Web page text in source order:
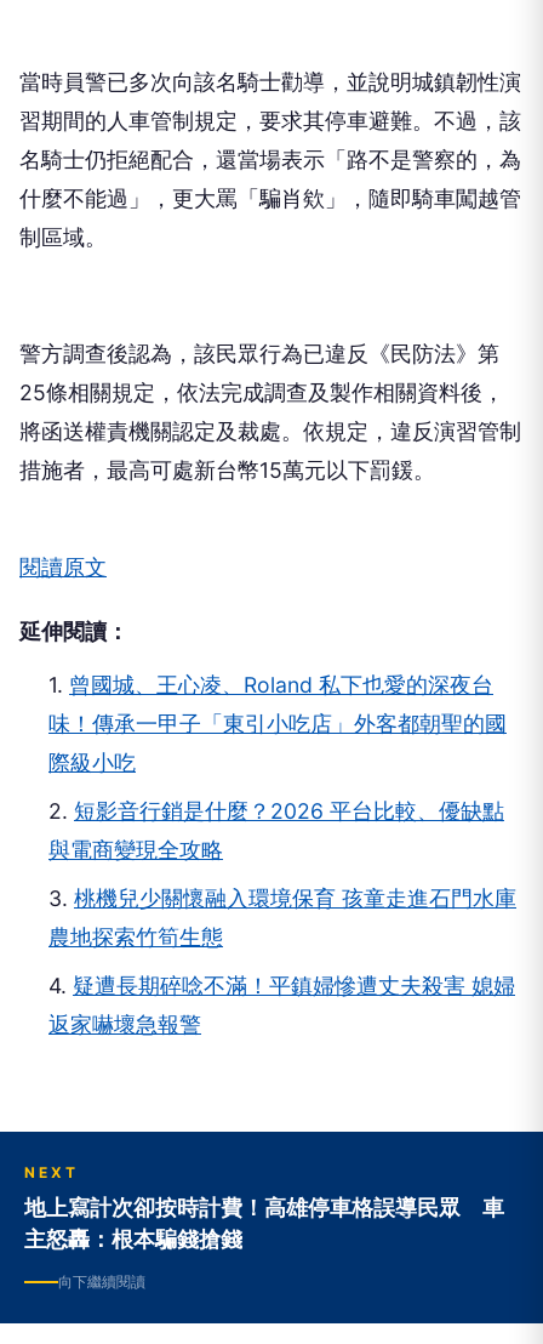
當時員警已多次向該名騎士勸導，並說明城鎮韌性演
習期間的人車管制規定，要求其停車避難。不過，該
名騎士仍拒絕配合，還當場表示「路不是警察的，為
什麼不能過」，更大罵「騙肖欸」，隨即騎車闖越管
制區域。
警方調查後認為，該民眾行為已違反《民防法》第
25條相關規定，依法完成調查及製作相關資料後，
將函送權責機關認定及裁處。依規定，違反演習管制
措施者，最高可處新台幣15萬元以下罰鍰。
閱讀原文
延伸閱讀：
1. 曾國城、王心凌、Roland 私下也愛的深夜台
味！傳承一甲子「東引小吃店」外客都朝聖的國
際級小吃
2. 短影音行銷是什麼？2026 平台比較、優缺點
與電商變現全攻略
3. 桃機兒少關懷融入環境保育 孩童走進石門水庫
農地探索竹筍生態
4. 疑遭長期碎唸不滿！平鎮婦慘遭丈夫殺害 媳婦
返家嚇壞急報警
NEXT
地上寫計次卻按時計費！高雄停車格誤導民眾 車
主怒轟：根本騙錢搶錢
向下繼續閱讀